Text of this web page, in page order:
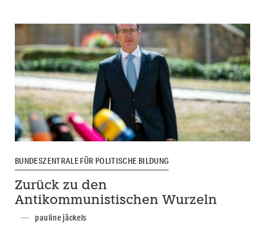
BUNDESZENTRALE FÜR POLITISCHE BILDUNG
Zurück zu den
Antikommunistischen Wurzeln
pauline jäckels